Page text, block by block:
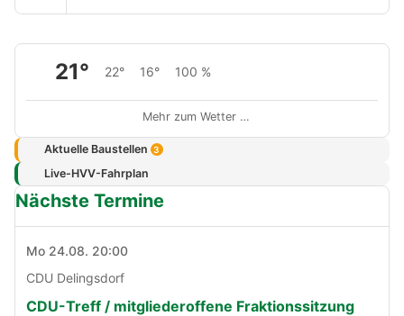
21° 22° 16° 100 %
Mehr zum Wetter …
Aktuelle Baustellen 3
Live-HVV-Fahrplan
Nächste Termine
Mo 24.08. 20:00
CDU Delingsdorf
CDU-Treff / mitgliederoffene Fraktionssitzung